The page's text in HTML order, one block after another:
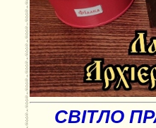
СВІТЛО